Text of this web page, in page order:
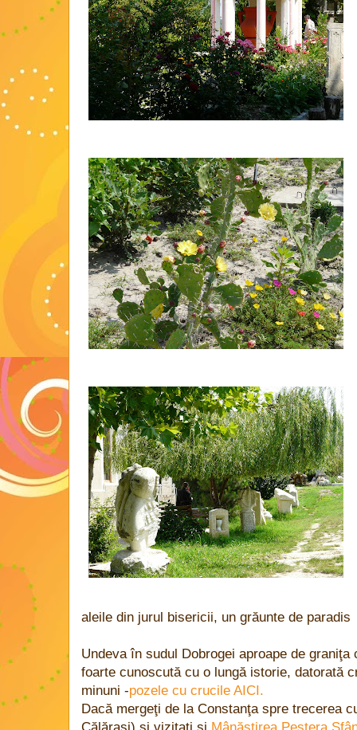
aleile din jurul bisericii, un grăunte de paradis
Undeva în sudul Dobrogei aproape de
foarte cunoscută cu o lungă istorie, datorată
minuni -pozele cu crucile AICI.
Dacă mergeţi de la Constanţa spre trecerea